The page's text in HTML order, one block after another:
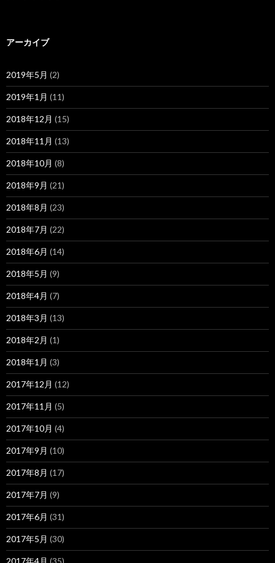
アーカイブ
2019年5月 (2)
2019年1月 (11)
2018年12月 (15)
2018年11月 (13)
2018年10月 (8)
2018年9月 (21)
2018年8月 (23)
2018年7月 (22)
2018年6月 (14)
2018年5月 (9)
2018年4月 (7)
2018年3月 (13)
2018年2月 (1)
2018年1月 (3)
2017年12月 (12)
2017年11月 (5)
2017年10月 (4)
2017年9月 (10)
2017年8月 (17)
2017年7月 (9)
2017年6月 (31)
2017年5月 (30)
2017年4月 (35)